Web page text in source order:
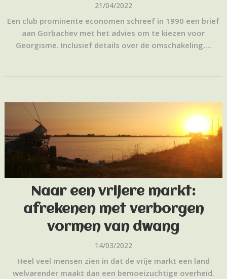
21/04/2022
Een club prominente economen schreef in 1990 een brief
aan Gorbachev met het advies om te kiezen voor
Georgisme. Inclusief details over de omschakeling....
Naar een vrijere markt:
afrekenen met verborgen
vormen van dwang
14/03/2022
Heel veel mensen zien in dat de vrije markt een land
welvarender maakt dan een bemoeizuchtige overheid.